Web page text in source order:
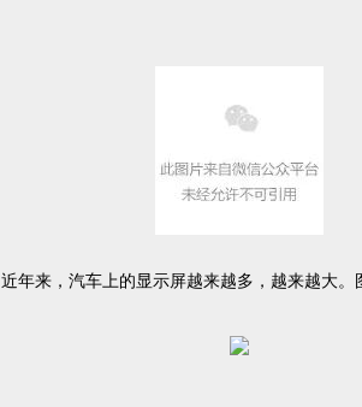
近年来，汽车上的显示屏越来越多，越来越大。